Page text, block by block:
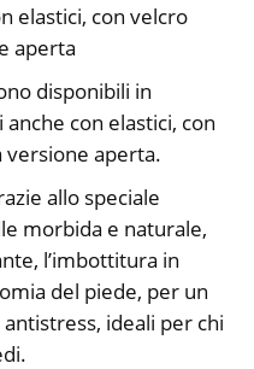
elastici, con velcro
aperta
disponibili in
con elastici, con
versione aperta.
allo speciale
morbida e naturale,
l’imbottitura in
del piede, per un
ideali per chi